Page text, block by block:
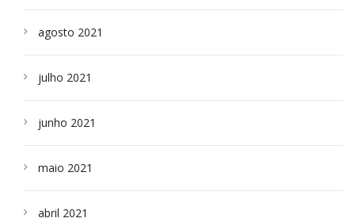
agosto 2021
julho 2021
junho 2021
maio 2021
abril 2021